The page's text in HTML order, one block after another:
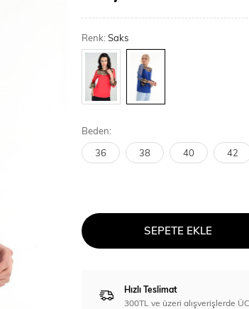
Renk:Saks
Beden:
36 38 40 42
SEPETE EKLE
Hızlı Teslimat
300TL ve üzeri alışverişlerde